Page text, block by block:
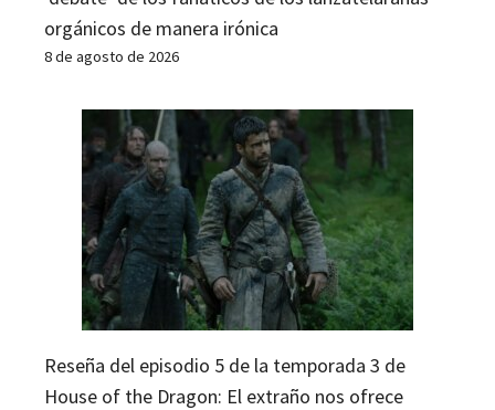
orgánicos de manera irónica
8 de agosto de 2026
Reseña del episodio 5 de la temporada 3 de
House of the Dragon: El extraño nos ofrece